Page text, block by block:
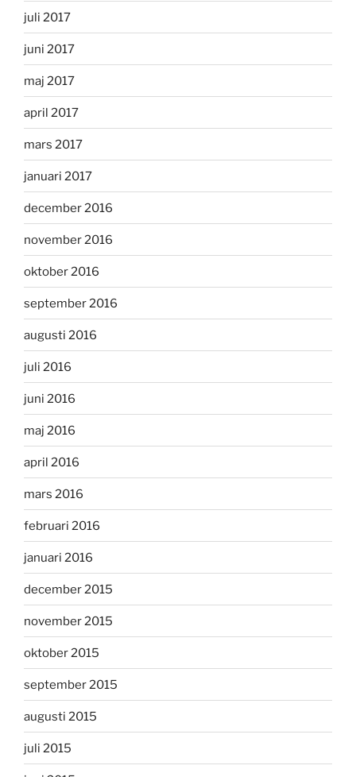
juli 2017
juni 2017
maj 2017
april 2017
mars 2017
januari 2017
december 2016
november 2016
oktober 2016
september 2016
augusti 2016
juli 2016
juni 2016
maj 2016
april 2016
mars 2016
februari 2016
januari 2016
december 2015
november 2015
oktober 2015
september 2015
augusti 2015
juli 2015